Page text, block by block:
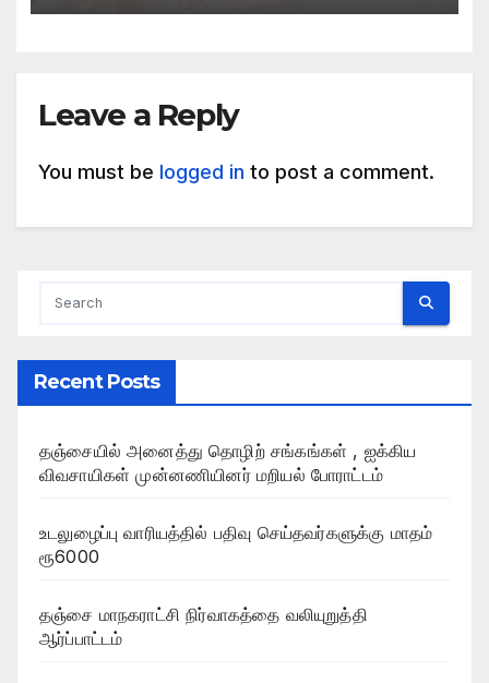
Leave a Reply
You must be logged in to post a comment.
Recent Posts
தஞ்சையில் அனைத்து தொழிற் சங்கங்கள் , ஐக்கிய
விவசாயிகள் முன்னணியினர் மறியல் போராட்டம்
உடலுழைப்பு வாரியத்தில் பதிவு செய்தவர்களுக்கு மாதம்
ரூ6000
தஞ்சை மாநகராட்சி நிர்வாகத்தை வலியுறுத்தி
ஆர்ப்பாட்டம்